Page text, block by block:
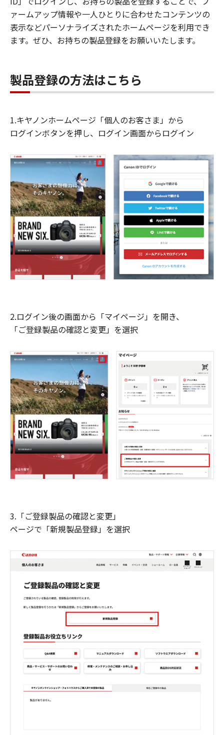
ァームアップ情報や一人ひとりに合わせたコンテンツの
表示などパーソナライズされたホームページを利用でき
ます。ぜひ、お持ちの製品登録をお願いいたします。
製品登録の方法はこちら
1.キヤノンホームページ「個人のお客さま」から
ログインボタンを押し、ログイン画面からログイン
2.ログイン後の画面から「マイページ」を開き、
「ご登録製品の確認と変更」を選択
3.「ご登録製品の確認と変更」
ページで「新規製品登録」を選択